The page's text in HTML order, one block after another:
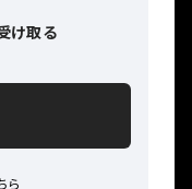
け取る
ら